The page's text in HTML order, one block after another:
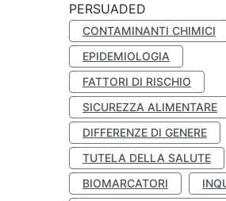
PERSUADED
CONTAMINANTI CHIMICI
EPIDEMIOLOGIA
FATTORI DI RISCHIO
SICUREZZA ALIMENTARE
DIFFERENZE DI GENERE
TUTELA DELLA SALUTE
BIOMARCATORI